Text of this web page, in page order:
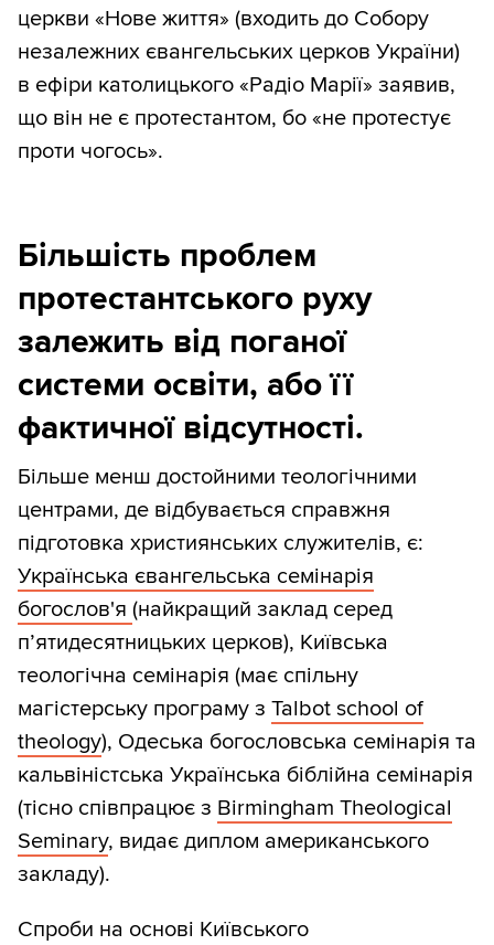
церкви «Нове життя» (входить до Собору
незалежних євангельських церков України)
в ефіри католицького «Радіо Марії» заявив,
що він не є протестантом, бо «не протестує
проти чогось».
Більшість проблем
протестантського руху
залежить від поганої
системи освіти, або її
фактичної відсутності.
Більше менш достойними теологічними
центрами, де відбувається справжня
підготовка християнських служителів, є:
Українська євангельська семінарія
богослов'я (найкращий заклад серед
п’ятидесятницьких церков), Київська
теологічна семінарія (має спільну
магістерську програму з Talbot school of
theology), Одеська богословська семінарія та
кальвіністська Українська біблійна семінарія
(тісно співпрацює з Birmingham Theological
Seminary, видає диплом американського
закладу).
Спроби на основі Київського